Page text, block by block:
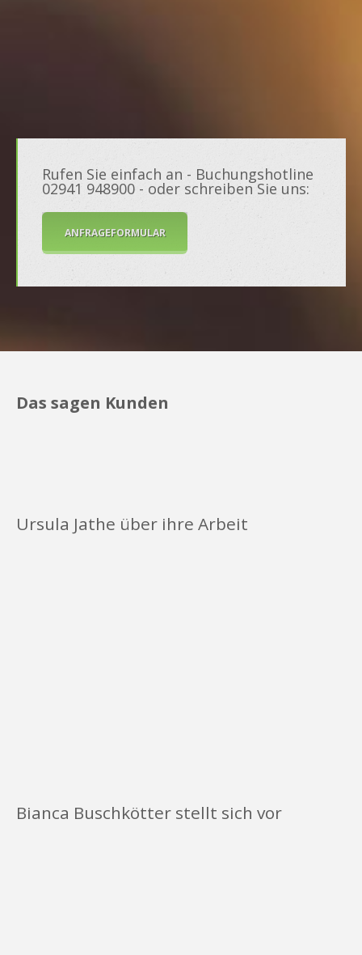
Rufen Sie einfach an - Buchungshotline
02941 948900 - oder schreiben Sie uns:
ANFRAGEFORMULAR
Das sagen Kunden
Ursula Jathe über ihre Arbeit
Bianca Buschkötter stellt sich vor